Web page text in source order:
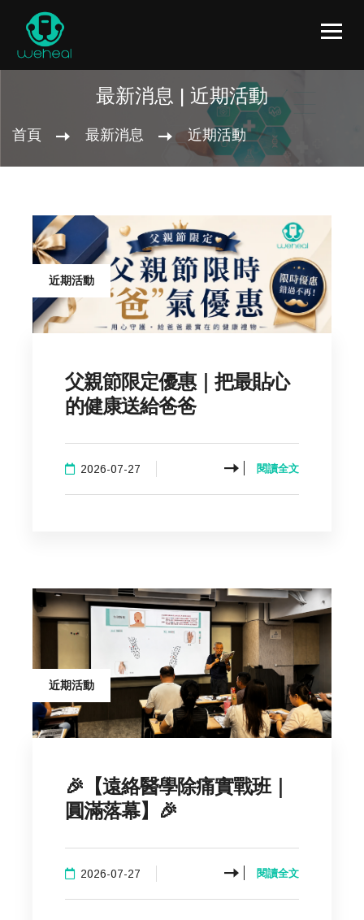
最新消息 | 近期活動
首頁 最新消息 近期活動
近期活動
父親節限定優惠｜把最貼心
的健康送給爸爸
2026-07-27 閱讀全文
近期活動
🎉【遠絡醫學除痛實戰班｜
圓滿落幕】🎉
2026-07-27 閱讀全文